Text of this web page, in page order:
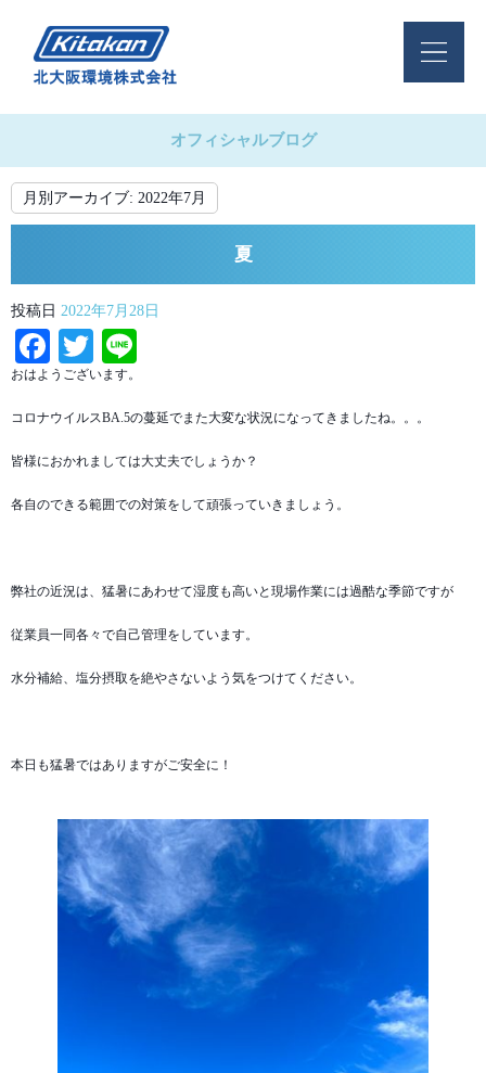
オフィシャルブログ
月別アーカイブ: 2022年7月
夏
投稿日 2022年7月28日
Facebook
Twitter
おはようございます。
コロナウイルスBA.5の蔓延でまた大変な状況になってきましたね。。。
皆様におかれましては大丈夫でしょうか？
各自のできる範囲での対策をして頑張っていきましょう。
弊社の近況は、猛暑にあわせて湿度も高いと現場作業には過酷な季節ですが
従業員一同各々で自己管理をしています。
水分補給、塩分摂取を絶やさないよう気をつけてください。
本日も猛暑ではありますがご安全に！